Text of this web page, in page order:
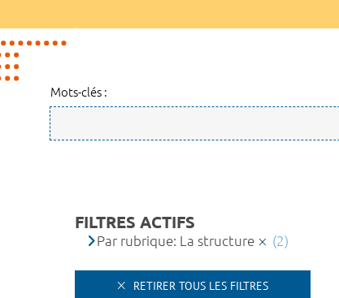
Mots-clés :
FILTRES ACTIFS
Par rubrique: La structure (2)
RETIRER TOUS LES FILTRES